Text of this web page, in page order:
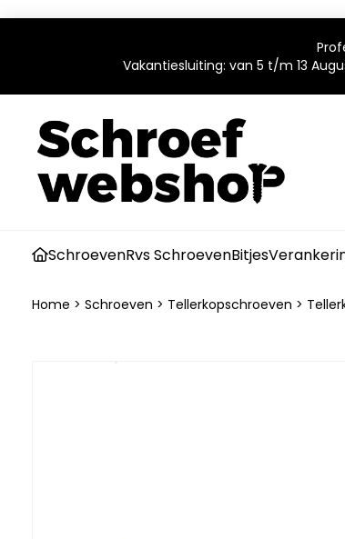
Vakantiesluiting: van 5 t/m 13
SchroevenRvs SchroevenBitjes
Home > Schroeven > Tellerkopschroeven >